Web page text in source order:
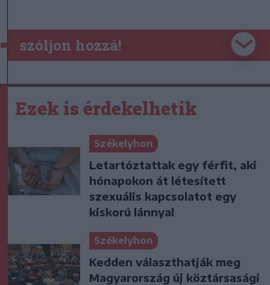
szóljon hozzá!
Ezek is érdekelhetik
Székelyhon
Letartóztattak egy férfit, aki
hónapokon át létesített
szexuális kapcsolatot egy
kiskorú lánnyal
Székelyhon
Kedden választhatják meg
Magyarország új köztársasági